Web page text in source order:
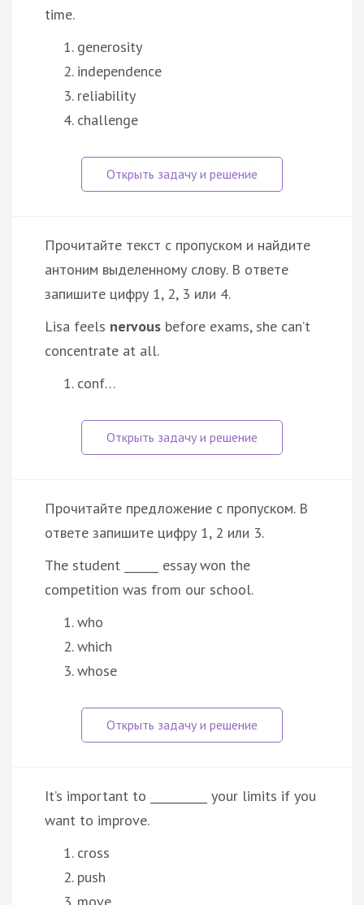
time.
generosity
independence
reliability
challenge
Прочитайте текст с пропуском и найдите
антоним выделенному слову. В ответе
запишите цифру 1, 2, 3 или 4.
Lisa feels nervous before exams, she can’t
concentrate at all.
conf…
Прочитайте предложение с пропуском. В
ответе запишите цифру 1, 2 или 3.
The student ______ essay won the
competition was from our school.
who
which
whose
It’s important to __________ your limits if you
want to improve.
cross
push
move